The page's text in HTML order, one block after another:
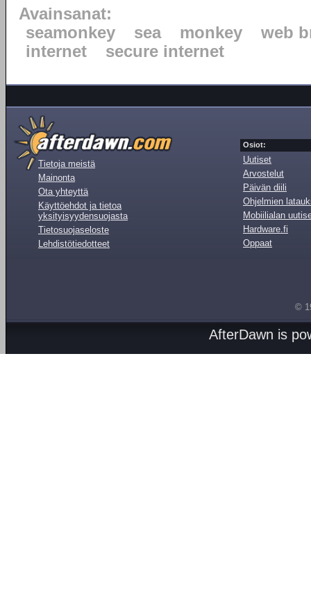
Avainsanat:
seamonkey
sea monkey
web
internet
secure internet
Tietoja meistä
Mainonta
Ota yhteyttä
Käyttöehdot ja tietoa
yksityisyydensuojasta
Tietosuojaseloste
Lehdistötiedotteet
Osiot:
Uutiset
Arvostelut
Päivän diili
Ohjelmien
Mobiilialan
Hardware.fi
Oppaat
©
AfterDawn is